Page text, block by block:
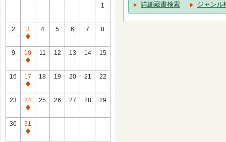
1
2
3
通
常
休
館
4 5 6 7 8
9
10
通
常
休
館
11 12 13 14 15
16
17
通
常
休
館
18 19 20 21 22
23
24
通
常
休
25 26 27 28 29
30
31
通
詳細蔵書検索 ジャンル